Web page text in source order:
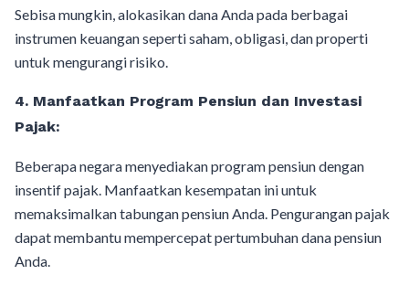
Sebisa mungkin, alokasikan dana Anda pada berbagai
instrumen keuangan seperti saham, obligasi, dan properti
untuk mengurangi risiko.
4. Manfaatkan Program Pensiun dan Investasi
Pajak:
Beberapa negara menyediakan program pensiun dengan
insentif pajak. Manfaatkan kesempatan ini untuk
memaksimalkan tabungan pensiun Anda. Pengurangan pajak
dapat membantu mempercepat pertumbuhan dana pensiun
Anda.